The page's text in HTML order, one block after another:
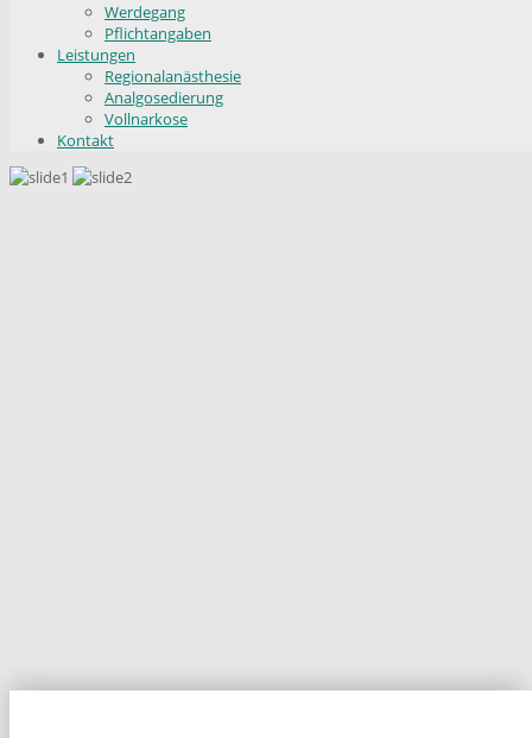
Werdegang
Pflichtangaben
Leistungen
Regionalanästhesie
Analgosedierung
Vollnarkose
Kontakt